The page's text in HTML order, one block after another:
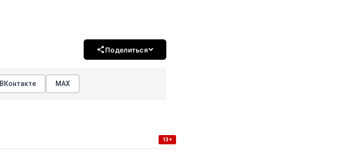
Поделиться
ВКонтакте МАХ
13+